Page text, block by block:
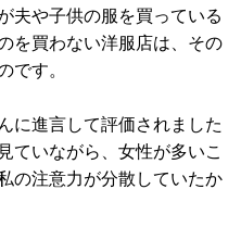
夫や子供の服を買っている
を買わない洋服店は、その
です。
に進言して評価されました
ていながら、女性が多いこ
の注意力が分散していたか